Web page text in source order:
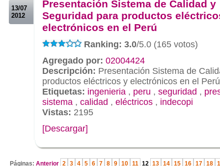
13/07
2012
Presentación Sistema de Calidad y
Seguridad para productos
electrónicos en el Perú
Ranking: 3.0/5.0 (165 votos)
Agregado por: 02004424
Descripción: Presentación Sistema de
productos eléctricos y electrónicos en el Perú
Etiquetas: ingenieria , peru , seguridad ,
sistema , calidad , eléctricos , indecopi
Vistas: 2195
[Descargar]
Páginas: Anterior 2 3 4 5 6 7 8 9 10 11 12 13 14 15 16 17 18